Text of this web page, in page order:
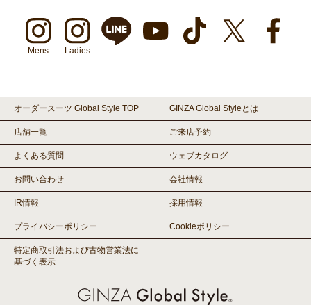
Mens Ladies
オーダースーツ Global Style TOP GINZA Global Styleとは
店舗一覧 ご来店予約
よくある質問 ウェブカタログ
お問い合わせ 会社情報
IR情報 採用情報
プライバシーポリシー Cookieポリシー
特定商取引法および古物営業法に
基づく表示